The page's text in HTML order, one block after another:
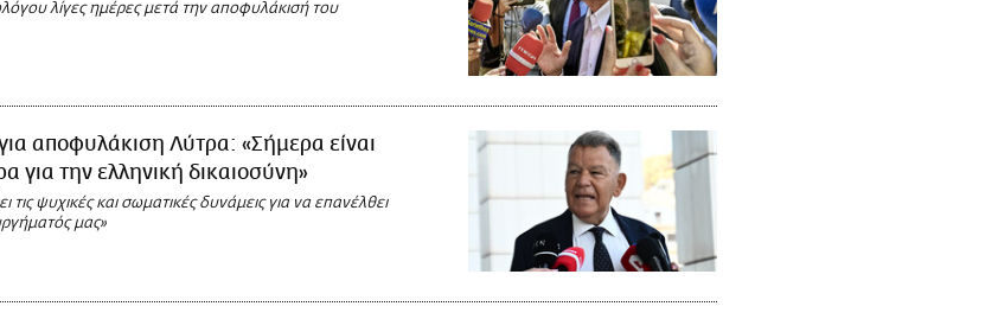
λίγες ημέρες μετά την αποφυλάκισή του
αποφυλάκιση Λύτρα: «Σήμερα είναι
για την ελληνική δικαιοσύνη»
τις ψυχικές και σωματικές δυνάμεις για να επανέλθει
μας»